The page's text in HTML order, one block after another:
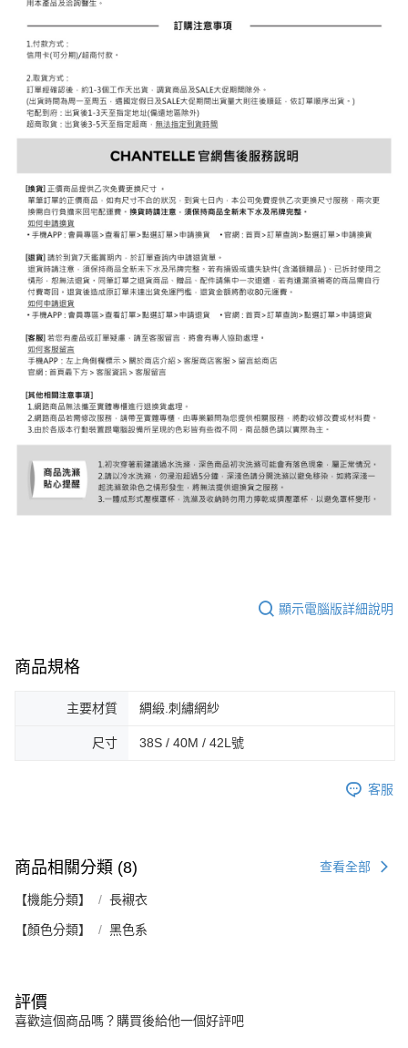
顯示電腦版詳細說明
商品規格
主要材質 綢緞.刺繡網紗
尺寸 38S / 40M / 42L號
客服
商品相關分類 (8) 查看全部
【機能分類】 長襯衣
【顏色分類】 黑色系
評價
喜歡這個商品嗎？購買後給他一個好評吧